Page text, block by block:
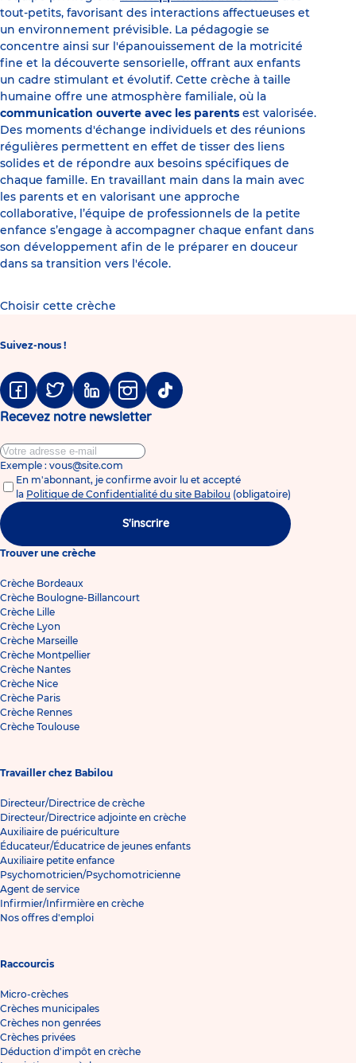
tout-petits, favorisant des interactions affectueuses et
un environnement prévisible. La pédagogie se
concentre ainsi sur l'épanouissement de la motricité
fine et la découverte sensorielle, offrant aux enfants
un cadre stimulant et évolutif. Cette crèche à taille
humaine offre une atmosphère familiale, où la
communication ouverte avec les parents est valorisée.
Des moments d'échange individuels et des réunions
régulières permettent en effet de tisser des liens
solides et de répondre aux besoins spécifiques de
chaque famille. En travaillant main dans la main avec
les parents et en valorisant une approche
collaborative, l’équipe de professionnels de la petite
enfance s’engage à accompagner chaque enfant dans
son développement afin de le préparer en douceur
dans sa transition vers l'école.
Choisir cette crèche
Suivez-nous !
FacebookTwitter LinkedinInstagramTiktok
Recevez notre newsletter
Exemple : vous@site.com
En m'abonnant, je confirme avoir lu et accepté
la Politique de Confidentialité du site Babilou (obligatoire)
S'inscrire
Trouver une crèche
Crèche Bordeaux
Crèche Boulogne-Billancourt
Crèche Lille
Crèche Lyon
Crèche Marseille
Crèche Montpellier
Crèche Nantes
Crèche Nice
Crèche Paris
Crèche Rennes
Crèche Toulouse
Travailler chez Babilou
Directeur/Directrice de crèche
Directeur/Directrice adjointe en crèche
Auxiliaire de puériculture
Éducateur/Éducatrice de jeunes enfants
Auxiliaire petite enfance
Psychomotricien/Psychomotricienne
Agent de service
Infirmier/Infirmière en crèche
Nos offres d'emploi
Raccourcis
Micro-crèches
Crèches municipales
Crèches non genrées
Crèches privées
Déduction d'impôt en crèche